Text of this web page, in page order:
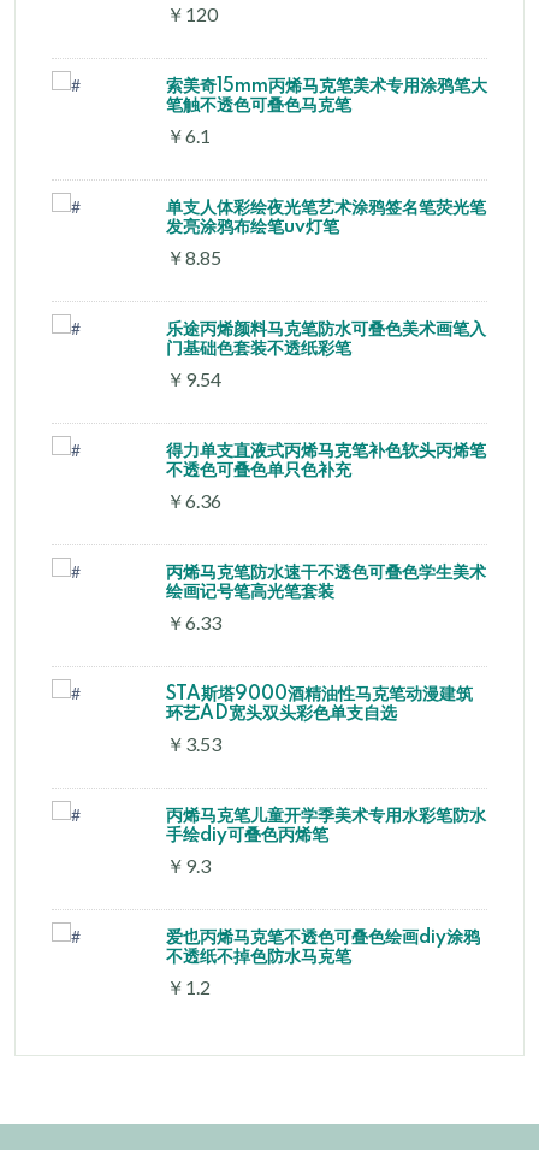
￥120
索美奇15mm丙烯马克笔美术专用涂鸦笔大
笔触不透色可叠色马克笔
￥6.1
单支人体彩绘夜光笔艺术涂鸦签名笔荧光笔
发亮涂鸦布绘笔uv灯笔
￥8.85
乐途丙烯颜料马克笔防水可叠色美术画笔入
门基础色套装不透纸彩笔
￥9.54
得力单支直液式丙烯马克笔补色软头丙烯笔
不透色可叠色单只色补充
￥6.36
丙烯马克笔防水速干不透色可叠色学生美术
绘画记号笔高光笔套装
￥6.33
STA斯塔9000酒精油性马克笔动漫建筑
环艺AD宽头双头彩色单支自选
￥3.53
丙烯马克笔儿童开学季美术专用水彩笔防水
手绘diy可叠色丙烯笔
￥9.3
爱也丙烯马克笔不透色可叠色绘画diy涂鸦
不透纸不掉色防水马克笔
￥1.2